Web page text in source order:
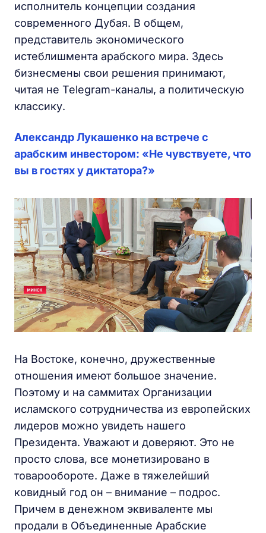
исполнитель концепции создания
современного Дубая. В общем,
представитель экономического
истеблишмента арабского мира. Здесь
бизнесмены свои решения принимают,
читая не Telegram-каналы, а политическую
классику.
Александр Лукашенко на встрече с
арабским инвестором: «Не чувствуете, что
вы в гостях у диктатора?»
На Востоке, конечно, дружественные
отношения имеют большое значение.
Поэтому и на саммитах Организации
исламского сотрудничества из европейских
лидеров можно увидеть нашего
Президента. Уважают и доверяют. Это не
просто слова, все монетизировано в
товарообороте. Даже в тяжелейший
ковидный год он – внимание – подрос.
Причем в денежном эквиваленте мы
продали в Объединенные Арабские